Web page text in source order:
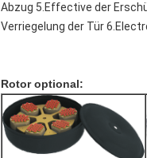
Abzug 5.Effective der
Verriegelung der Tür
Rotor optional: